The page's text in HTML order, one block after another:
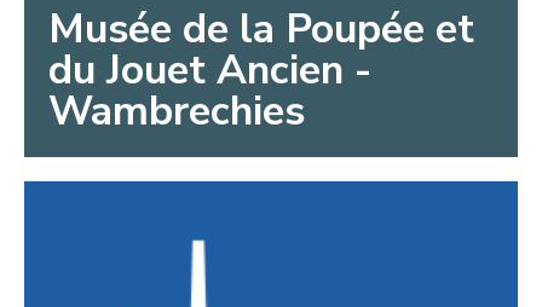
Musée de la Poupée et
du Jouet Ancien -
Wambrechies